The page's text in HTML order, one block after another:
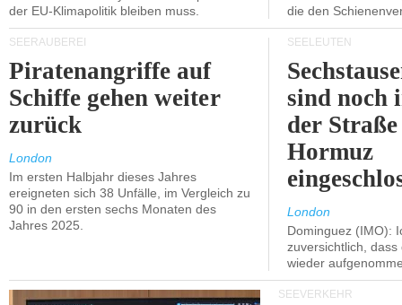
der EU-Klimapolitik bleiben muss.
die den
SEERÄUBEREI
Piratenangriffe auf
Schiffe gehen weiter
zurück
London
Im ersten Halbjahr dieses Jahres
ereigneten sich 38 Unfälle, im Vergleich zu
90 in den ersten sechs Monaten des
Jahres 2025.
SEELEUTEN
sind noch
der
Hormuz
London
Dominguez (IMO):
zuversichtlich,
wieder
SEEVERKEHR